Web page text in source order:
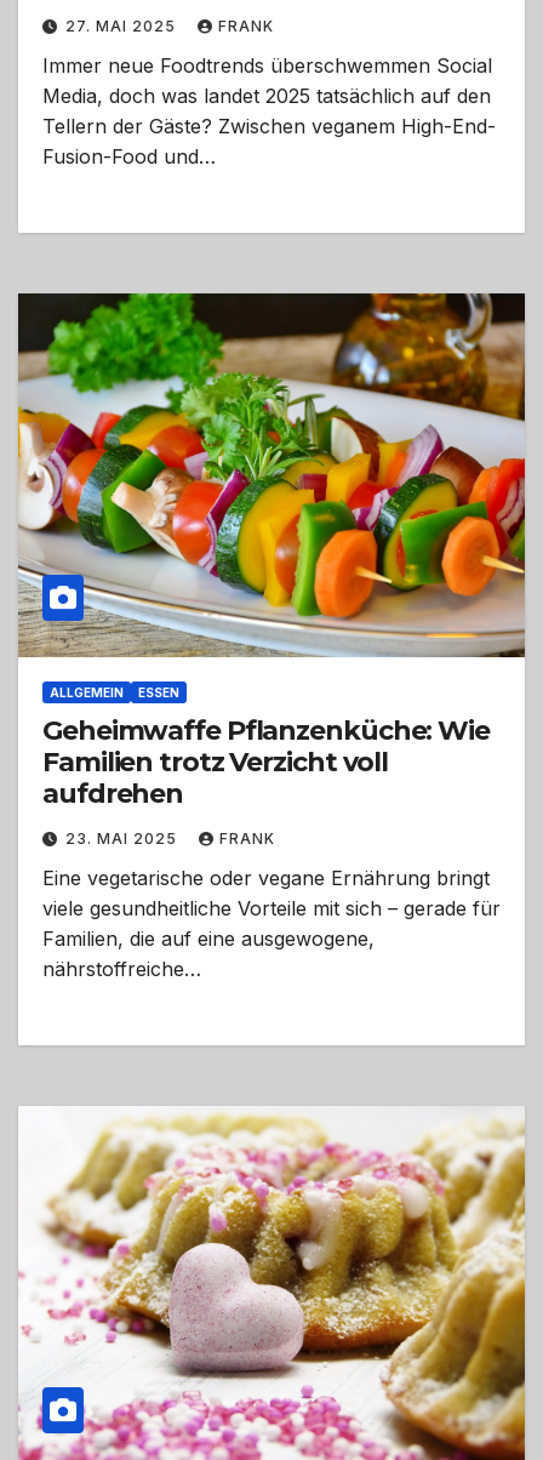
27. MAI 2025 FRANK
Immer neue Foodtrends überschwemmen Social
Media, doch was landet 2025 tatsächlich auf den
Tellern der Gäste? Zwischen veganem High-End-
Fusion-Food und…
ALLGEMEIN ESSEN
Geheimwaffe Pflanzenküche: Wie
Familien trotz Verzicht voll
aufdrehen
23. MAI 2025 FRANK
Eine vegetarische oder vegane Ernährung bringt
viele gesundheitliche Vorteile mit sich – gerade für
Familien, die auf eine ausgewogene,
nährstoffreiche…